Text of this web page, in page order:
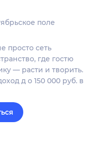
поле
просто сеть
где гостю
— расти и творить.
д о 150 000 руб. в